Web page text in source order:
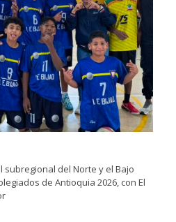
del Norte y el Bajo
de Antioquia 2026, con El